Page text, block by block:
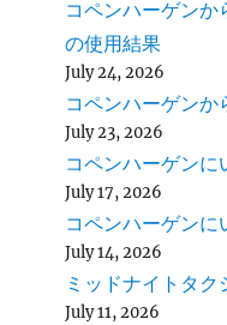
コペンハーゲン
の使用結果
July 24, 2026
コペンハーゲンか
July 23, 2026
コペンハーゲン
July 17, 2026
コペンハーゲンに
July 14, 2026
ミッドナイトタ
July 11, 2026